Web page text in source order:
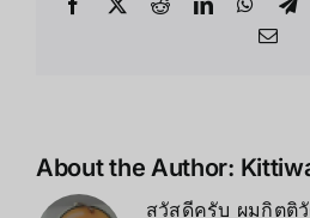
About the Author:
สวัสดีครับ ผมกิตติ